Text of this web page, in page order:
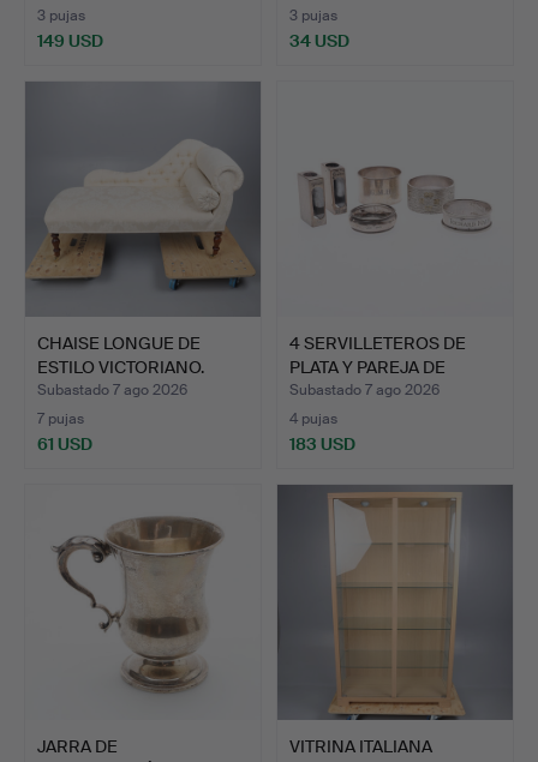
3 pujas
149 USD
3 pujas
34 USD
CHAISE LONGUE DE
ESTILO VICTORIANO.
Subastado 7 ago 2026
7 pujas
61 USD
4 SERVILLETEROS DE
PLATA Y PAREJA DE
PORTA…
Subastado 7 ago 2026
4 pujas
183 USD
JARRA DE
VITRINA ITALIANA